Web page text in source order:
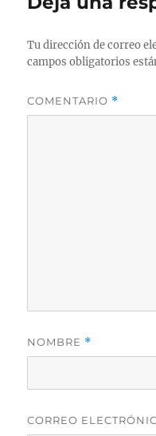
Tu dirección de correo
campos obligatorios
COMENTARIO *
NOMBRE *
CORREO